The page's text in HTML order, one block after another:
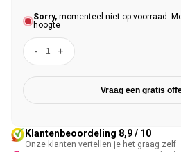
Sorry, momenteel niet op voorraad.
hoogte
- +
Vraag een gratis
Klantenbeoordeling 8,9 / 10
Onze klanten vertellen je het graag zelf